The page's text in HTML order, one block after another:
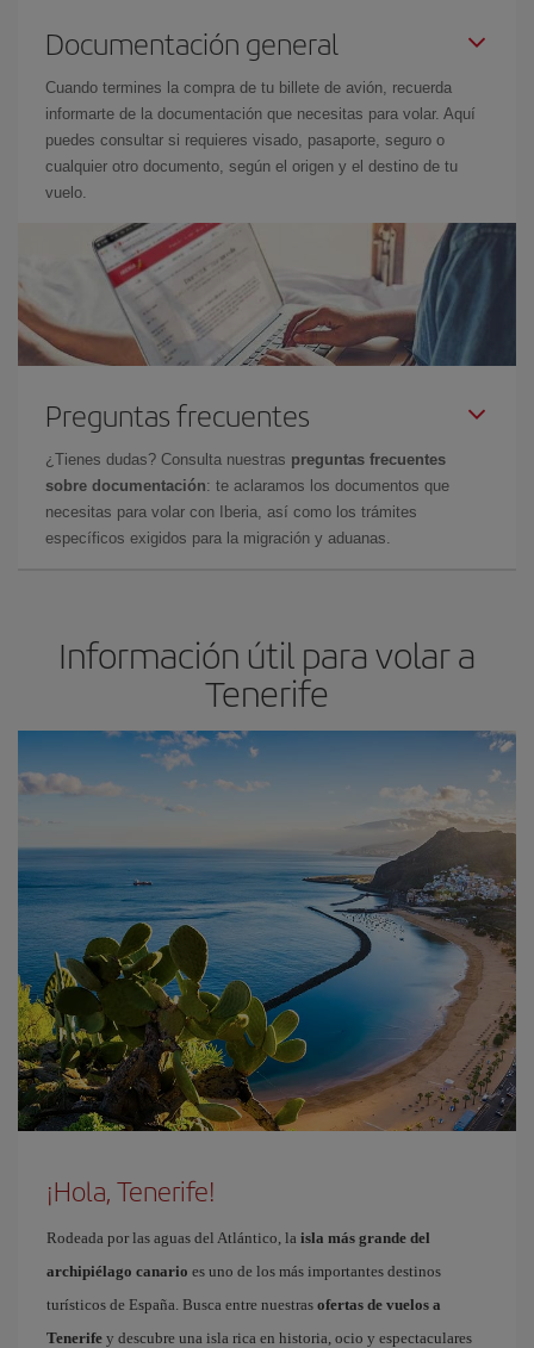
Documentación general
Cuando termines la compra de tu billete de avión, recuerda
informarte de la documentación que necesitas para volar. Aquí
puedes consultar si requieres visado, pasaporte, seguro o
cualquier otro documento, según el origen y el destino de tu
vuelo.
Preguntas frecuentes
¿Tienes dudas? Consulta nuestras preguntas frecuentes
sobre documentación: te aclaramos los documentos que
necesitas para volar con Iberia, así como los trámites
específicos exigidos para la migración y aduanas.
Información útil para volar a
Tenerife
¡Hola, Tenerife!
Rodeada por las aguas del Atlántico, la isla más grande del
archipiélago canario es uno de los más importantes destinos
turísticos de España. Busca entre nuestras ofertas de vuelos a
Tenerife y descubre una isla rica en historia, ocio y espectaculares